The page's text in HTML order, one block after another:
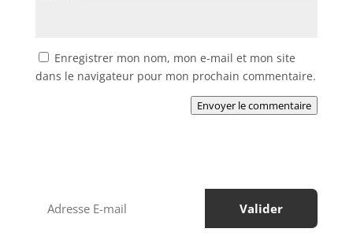
Enregistrer mon nom, mon e-mail et mon site
dans le navigateur pour mon prochain commentaire.
Envoyer le commentaire